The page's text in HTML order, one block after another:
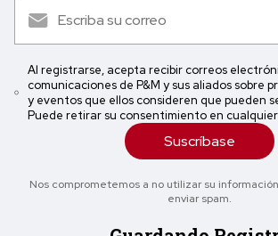
Al registrarse, acepta recibir correos
comunicaciones de P&M y sus aliados sobre
y eventos que ellos consideren que pueden
Puede retirar su consentimiento en
Suscríbase
Nos comprometemos a no utilizar su
enviar spam.